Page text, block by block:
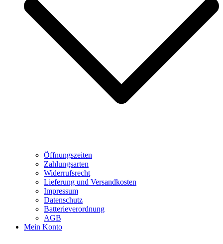
Öffnungszeiten
Zahlungsarten
Widerrufsrecht
Lieferung und Versandkosten
Impressum
Datenschutz
Batterieverordnung
AGB
Mein Konto